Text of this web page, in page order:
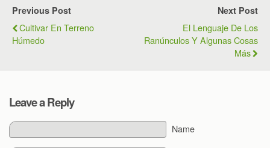
Previous Post
Cultivar En Terreno
Húmedo
Next Post
El Lenguaje De Los
Ranúnculos Y Algunas Cosas
Más
Leave a Reply
Name